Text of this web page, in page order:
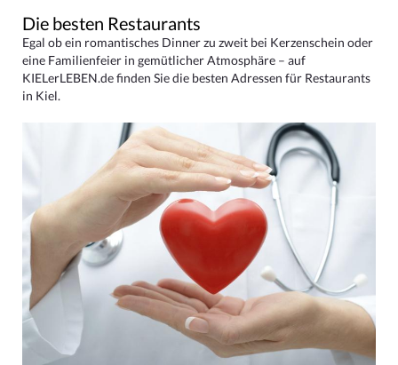
Die besten Restaurants
Egal ob ein romantisches Dinner zu zweit bei Kerzenschein oder
eine Familienfeier in gemütlicher Atmosphäre – auf
KIELerLEBEN.de finden Sie die besten Adressen für Restaurants
in Kiel.